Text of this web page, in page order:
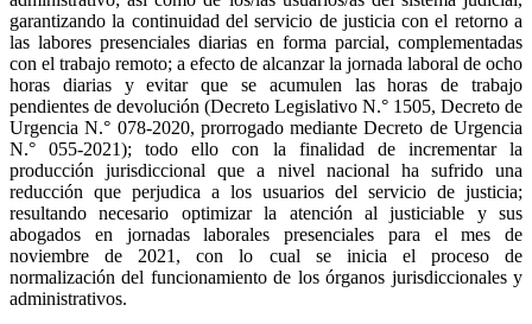
garantizando la continuidad del servicio de justicia con el retorno a
las labores presenciales diarias en forma parcial, complementadas
con el trabajo remoto; a efecto de alcanzar la jornada laboral de ocho
horas diarias y evitar que se acumulen las horas de trabajo
pendientes de devolución (Decreto Legislativo N.° 1505, Decreto de
Urgencia N.° 078-2020, prorrogado mediante Decreto de Urgencia
N.° 055-2021); todo ello con la finalidad de incrementar la
producción jurisdiccional que a nivel nacional ha sufrido una
reducción que perjudica a los usuarios del servicio de justicia;
resultando necesario optimizar la atención al justiciable y sus
abogados en jornadas laborales presenciales para el mes de
noviembre de 2021, con lo cual se inicia el proceso de
normalización del funcionamiento de los órganos jurisdiccionales y
administrativos.